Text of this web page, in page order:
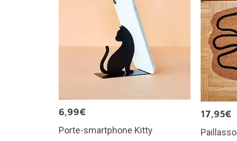
6,99€
Porte-smartphone Kitty
17,95€